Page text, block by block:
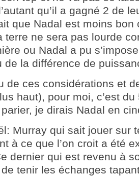
qu’il a gagné 2 de
que Nadal est moins bon
terre ne sera pas lourde
ou Nadal a pu
de la différence de
de ces considérations et
haut), pour moi, c’est du
je dirais Nadal en
Murray qui sait jouer sur
à ce que l’on croit a été
dernier qui est revenu à
tenir les échanges